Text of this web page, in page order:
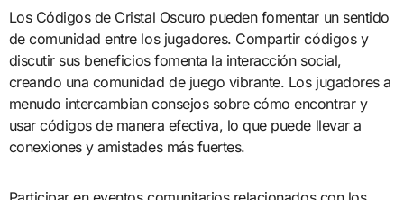
Los Códigos de Cristal Oscuro pueden fomentar un sentido
de comunidad entre los jugadores. Compartir códigos y
discutir sus beneficios fomenta la interacción social,
creando una comunidad de juego vibrante. Los jugadores a
menudo intercambian consejos sobre cómo encontrar y
usar códigos de manera efectiva, lo que puede llevar a
conexiones y amistades más fuertes.